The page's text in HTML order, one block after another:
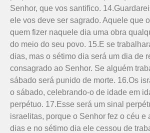
Senhor, que vos santifico.
ele vos deve ser sagrado. Aquele que
quem fizer naquele dia uma obra
do meio do seu povo. 15.E se
dias, mas o sétimo dia será um dia de
consagrado ao Senhor. Se alguém
sábado será punido de morte. 16.Os
o sábado, celebrando-o de idade em
perpétuo. 17.Esse será um sinal
israelitas, porque o Senhor fez o céu e
dias e no sétimo dia ele cessou de